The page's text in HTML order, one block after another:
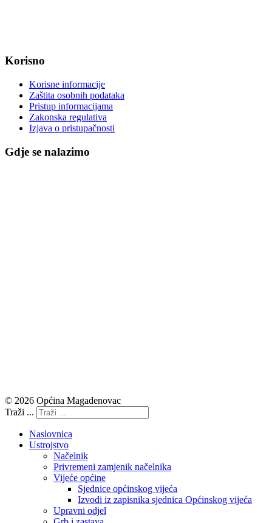
Korisno
Korisne informacije
Zaštita osobnih podataka
Pristup informacijama
Zakonska regulativa
Izjava o pristupačnosti
Gdje se nalazimo
© 2026 Općina Magadenovac
Traži ...
Naslovnica
Ustrojstvo
Načelnik
Privremeni zamjenik načelnika
Vijeće općine
Sjednice općinskog vijeća
Izvodi iz zapisnika sjednica Općinskog vijeća
Upravni odjel